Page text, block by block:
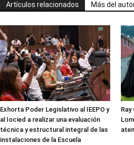
Artículos relacionados Más del
Exhorta Poder Legislativo al IEEPO y
al Iocied a realizar una evaluación
técnica y estructural integral de las
instalaciones de la Escuela